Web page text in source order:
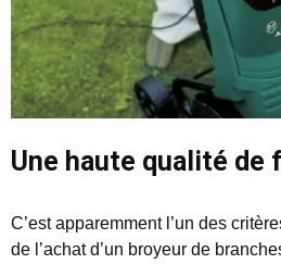
Une haute qualité de
C’est apparemment l’un des
de l’achat d’un broyeur de